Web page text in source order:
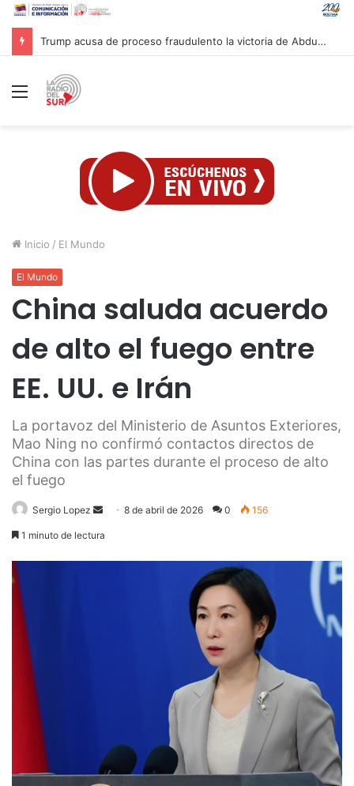
Gobierno venezolano avanza en la reconstrucción de unas 13 mil viviendas afectadas por sismos
Menú
Inicio / El Mundo
El Mundo
China saluda acuerdo
de alto el fuego entre
EE. UU. e Irán
‎La portavoz del Ministerio de Asuntos Exteriores,
Mao Ning no confirmó contactos directos de
China con las partes durante el proceso de alto
el fuego
Sergio Lopez
Send8 de abril de 2026 0 156
1 minuto de lectura